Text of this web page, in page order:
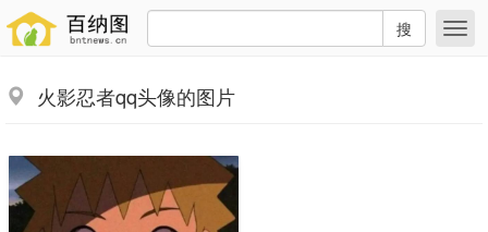
搜
火影忍者qq头像的图片